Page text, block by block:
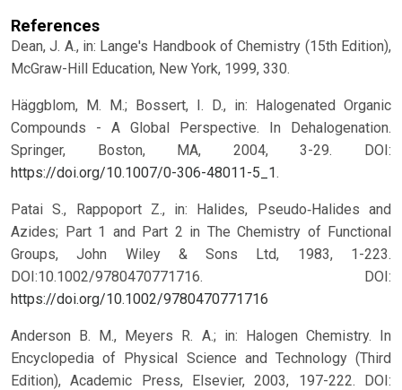
References
Dean, J. A., in: Lange's Handbook of Chemistry (15th Edition),
McGraw-Hill Education, New York, 1999, 330.
Häggblom, M. M.; Bossert, I. D., in: Halogenated Organic
Compounds - A Global Perspective. In Dehalogenation.
Springer, Boston, MA, 2004, 3-29. DOI:
https://doi.org/10.1007/0-306-48011-5_1.
Patai S., Rappoport Z., in: Halides, Pseudo‐Halides and
Azides; Part 1 and Part 2 in The Chemistry of Functional
Groups, John Wiley & Sons Ltd, 1983, 1-223.
DOI:10.1002/9780470771716. DOI:
https://doi.org/10.1002/9780470771716
Anderson B. M., Meyers R. A.; in: Halogen Chemistry. In
Encyclopedia of Physical Science and Technology (Third
Edition), Academic Press, Elsevier, 2003, 197-222. DOI: